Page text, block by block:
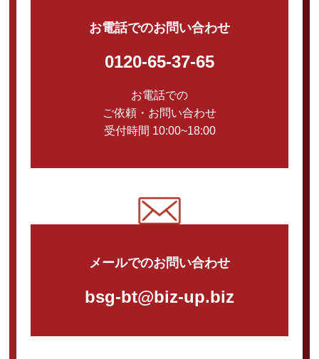
お電話でのお問い合わせ
0120-65-37-65
お電話での
ご依頼・お問い合わせ
受付時間 10:00~18:00
メールでのお問い合わせ
bsg-bt@biz-up.biz